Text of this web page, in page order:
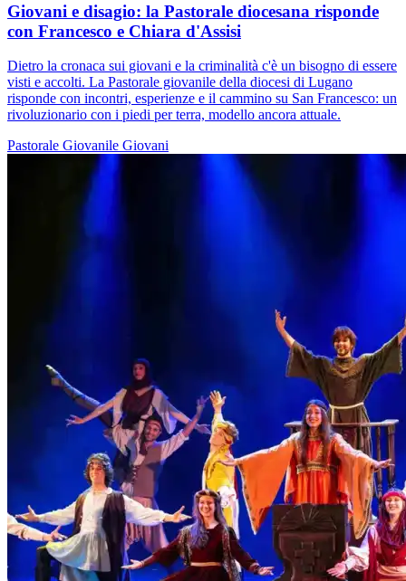
Giovani e disagio: la Pastorale diocesana risponde
con Francesco e Chiara d'Assisi
Dietro la cronaca sui giovani e la criminalità c'è un bisogno di essere
visti e accolti. La Pastorale giovanile della diocesi di Lugano
risponde con incontri, esperienze e il cammino su San Francesco: un
rivoluzionario con i piedi per terra, modello ancora attuale.
Pastorale Giovanile Giovani